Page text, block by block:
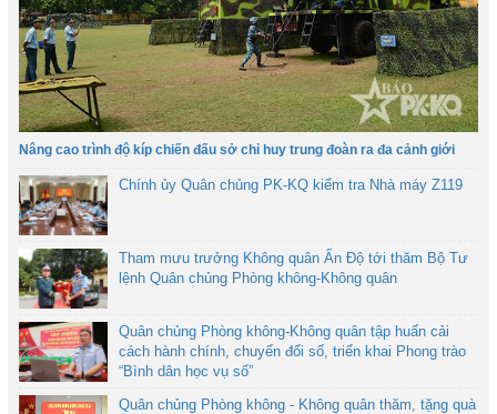
Nâng cao trình độ kíp chiến đấu sở chỉ huy trung đoàn ra đa cảnh giới
Chính ủy Quân chủng PK-KQ kiểm tra Nhà máy Z119
Tham mưu trưởng Không quân Ấn Độ tới thăm Bộ Tư
lệnh Quân chủng Phòng không-Không quân
Quân chủng Phòng không-Không quân tập huấn cải
cách hành chính, chuyển đổi số, triển khai Phong trào
“Bình dân học vụ số”
Quân chủng Phòng không - Không quân thăm, tặng quà